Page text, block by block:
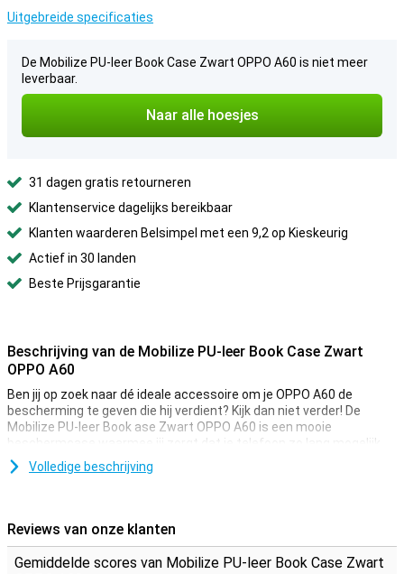
Uitgebreide specificaties
De Mobilize PU-leer Book Case Zwart OPPO A60 is niet meer
leverbaar.
Naar alle hoesjes
31 dagen gratis retourneren
Klantenservice dagelijks bereikbaar
Klanten waarderen Belsimpel met een 9,2 op Kieskeurig
Actief in 30 landen
Beste Prijsgarantie
Beschrijving van de Mobilize PU-leer Book Case Zwart
OPPO A60
Ben jij op zoek naar dé ideale accessoire om je OPPO A60 de
bescherming te geven die hij verdient? Kijk dan niet verder! De
Mobilize PU-leer Book ase Zwart OPPO A60 is een mooie
beschermcase waarmee jij zorgt dat je telefoon zo lang mogelijk
mee gaat.
Een stevig hoesje voor een goede prijs
Volledige beschrijving
Reviews van onze klanten
Gemiddelde scores van Mobilize PU-leer Book Case Zwart